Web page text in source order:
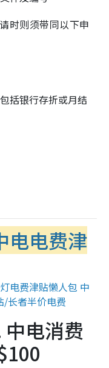
时则须带同以下申
括银行存折或月结
电电费津
电费津贴懒人包 中
/长者半价电费
电消费